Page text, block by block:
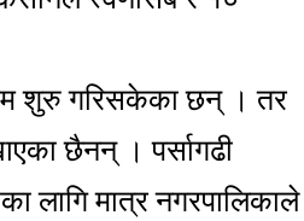
शुरु गरिसकेका छन् । तर
छैनन् । पर्सागढी
लागि मात्र नगरपालिकाले